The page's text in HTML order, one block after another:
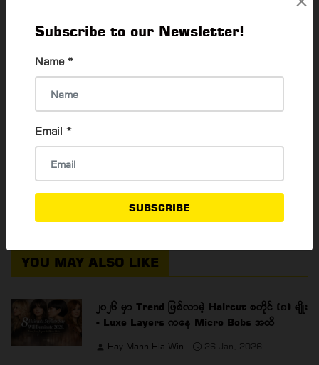
Subscribe to our Newsletter!
Name *
Email *
SUBSCRIBE
YOU MAY ALSO LIKE
၂၀၂၆ မှာ Trend ဖြစ်လာမဲ့ Haircut စတိုင် (၈) မျိုး
- Luxe Layers ကနေ Micro Bobs အထိ
Hay Mann Hla Win 26 Jan, 2026